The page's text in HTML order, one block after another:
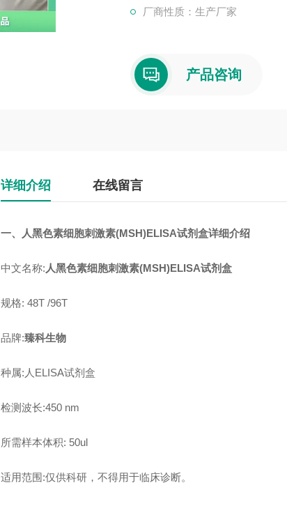
厂商性质：生产厂家
产品咨询
详细介绍 在线留言
一、 人黑色素细胞刺激素(MSH)ELISA试剂盒详细介绍
中文名称: 人黑色素细胞刺激素(MSH)ELISA试剂盒
规格: 48T /96T
品牌:臻科生物
种属:人ELISA试剂盒
检测波长:450 nm
所需样本体积: 50ul
适用范围:仅供科研，不得用于临床诊断。